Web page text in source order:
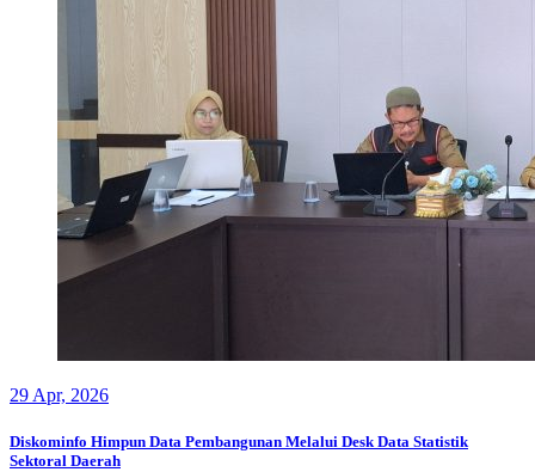
29 Apr, 2026
Diskominfo Himpun Data Pembangunan Melalui Desk Data Statistik
Sektoral Daerah